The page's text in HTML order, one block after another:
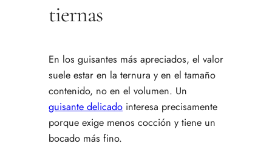
tiernas
En los guisantes más apreciados, el valor
suele estar en la ternura y en el tamaño
contenido, no en el volumen. Un
guisante delicado interesa precisamente
porque exige menos cocción y tiene un
bocado más fino.